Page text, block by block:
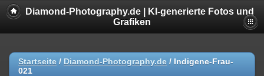
Diamond-Photography.de | KI-generierte Fotos und
Grafiken
Startseite / Diamond-Photography.de / Indigene-Frau-
021